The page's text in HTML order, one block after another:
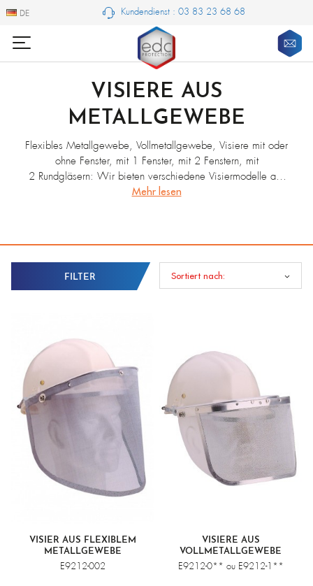
DE
DE Kundendienst : 03 83 23 68 68
VISIERE AUS
METALLGEWEBE
Flexibles Metallgewebe, Vollmetallgewebe, Visiere mit oder
ohne Fenster, mit 1 Fenster, mit 2 Fenstern, mit
2 Rundgläsern: Wir bieten verschiedene Visiermodelle aus
Metallgewebe an. Das Metallgewebe leitet zwar die
Schutzausrüstung. Sprechen Sie uns an!
Mehr lesen
FILTER Sortiert nach:
VISIER AUS FLEXIBLEM
METALLGEWEBE
E9212-002
VISIERE AUS
VOLLMETALLGEWEBE
E9212-0** ou E9212-1**